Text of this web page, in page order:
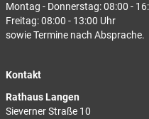
Montag - Donnerstag: 08:00 -
Freitag: 08:00 - 13:00 Uhr
sowie Termine nach Absprache.
Kontakt
Rathaus Langen
Sieverner Straße 10